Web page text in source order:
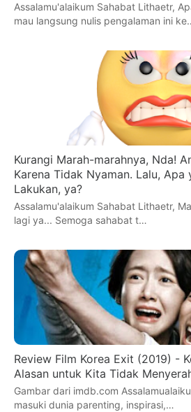
Assalamu'alaikum Sahabat Lithaetr,
mau langsung nulis pengalaman ini
Kurangi Marah-marahnya, Nda!
Karena Tidak Nyaman. Lalu, Apa
Lakukan, ya?
Assalamu'alaikum Sahabat Lithaetr,
lagi ya... Semoga sahabat t…
Review Film Korea Exit (2019) -
Alasan untuk Kita Tidak
Gambar dari imdb.com
masuki dunia parenting, inspirasi,…